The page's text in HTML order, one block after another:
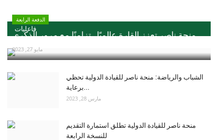
فاعليات
الدفعة الرابعة
منحة ناصر تعزز القارة عالميًا ..تزامنًا مع مرور الذكري...
مايو 27, 2023
الشباب والرياضة: منحة ناصر للقيادة الدولية تحظي
برعاية...
مارس 28, 2023
منحة ناصر للقيادة الدولية تطلق استمارة التقديم
للنسخة الرابعة